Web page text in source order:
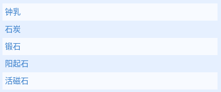
钟乳
石炭
锻石
阳起石
活磁石